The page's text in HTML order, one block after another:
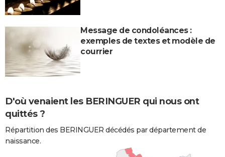
Message de condoléances :
exemples de textes et modèle de
courrier
D'où venaient les BERINGUER qui nous ont
quittés ?
Répartition des BERINGUER décédés par département de
naissance.